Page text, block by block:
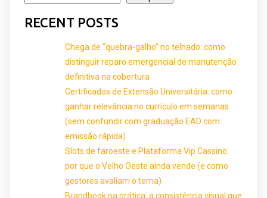
RECENT POSTS
Chega de “quebra-galho” no telhado: como
distinguir reparo emergencial de manutenção
definitiva na cobertura
Certificados de Extensão Universitária: como
ganhar relevância no currículo em semanas
(sem confundir com graduação EAD com
emissão rápida)
Slots de faroeste e Plataforma Vip Cassino:
por que o Velho Oeste ainda vende (e como
gestores avaliam o tema)
Brandbook na prática: a consistência visual que